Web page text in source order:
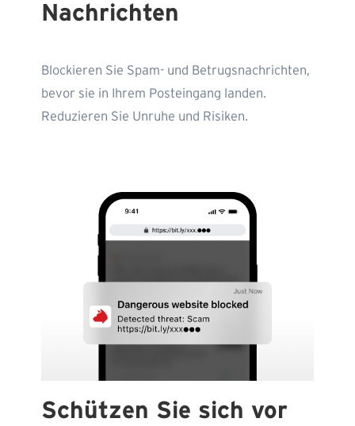
Nachrichten
Blockieren Sie Spam- und Betrugsnachrichten,
bevor sie in Ihrem Posteingang landen.
Reduzieren Sie Unruhe und Risiken.
Schützen Sie sich vor